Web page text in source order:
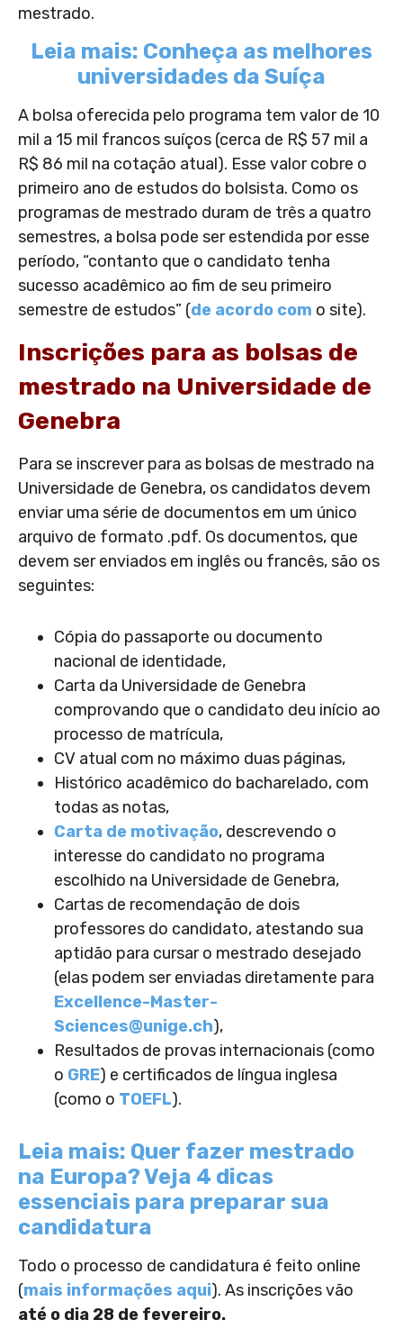
mestrado.
Leia mais: Conheça as melhores
universidades da Suíça
A bolsa oferecida pelo programa tem valor de 10
mil a 15 mil francos suíços (cerca de R$ 57 mil a
R$ 86 mil na cotação atual). Esse valor cobre o
primeiro ano de estudos do bolsista. Como os
programas de mestrado duram de três a quatro
semestres, a bolsa pode ser estendida por esse
período, “contanto que o candidato tenha
sucesso acadêmico ao fim de seu primeiro
semestre de estudos” (de acordo com o site).
Inscrições para as bolsas de
mestrado na Universidade de
Genebra
Para se inscrever para as bolsas de mestrado na
Universidade de Genebra, os candidatos devem
enviar uma série de documentos em um único
arquivo de formato .pdf. Os documentos, que
devem ser enviados em inglês ou francês, são os
seguintes:
Cópia do passaporte ou documento
nacional de identidade,
Carta da Universidade de Genebra
comprovando que o candidato deu início ao
processo de matrícula,
CV atual com no máximo duas páginas,
Histórico acadêmico do bacharelado, com
todas as notas,
Carta de motivação, descrevendo o
interesse do candidato no programa
escolhido na Universidade de Genebra,
Cartas de recomendação de dois
professores do candidato, atestando sua
aptidão para cursar o mestrado desejado
(elas podem ser enviadas diretamente para
Excellence-Master-
Sciences@unige.ch),
Resultados de provas internacionais (como
o GRE) e certificados de língua inglesa
(como o TOEFL).
Leia mais: Quer fazer mestrado
na Europa? Veja 4 dicas
essenciais para preparar sua
candidatura
Todo o processo de candidatura é feito online
(mais informações aqui). As inscrições vão
até o dia 28 de fevereiro.